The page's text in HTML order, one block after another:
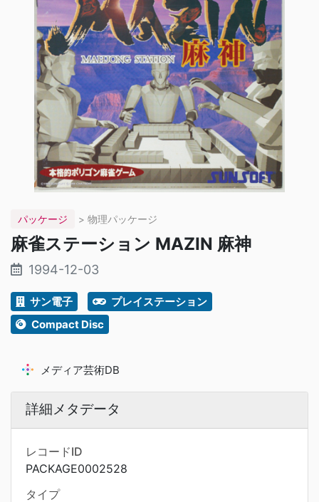
パッケージ > 物理パッケージ
麻雀ステーション MAZIN 麻神
1994-12-03
サン電子
プレイステーション
Compact Disc
メディア芸術DB
詳細メタデータ
レコードID
PACKAGE0002528
タイプ